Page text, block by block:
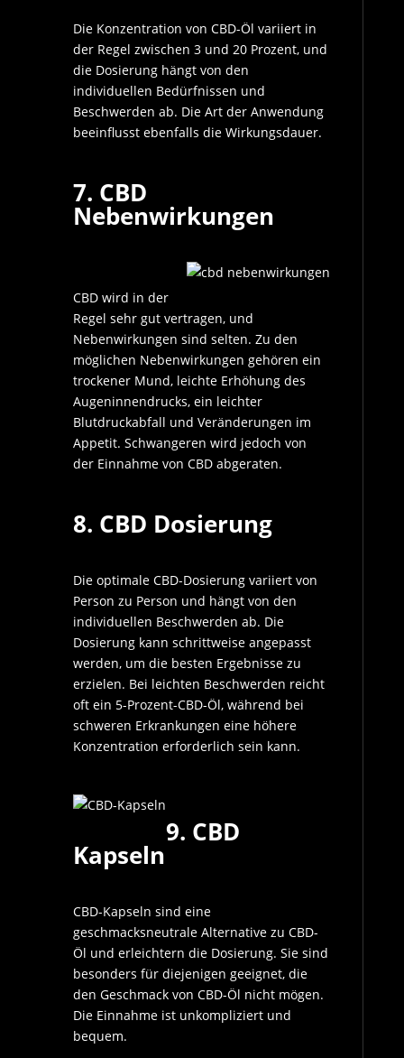
Die Konzentration von CBD-Öl variiert in
der Regel zwischen 3 und 20 Prozent, und
die Dosierung hängt von den
individuellen Bedürfnissen und
Beschwerden ab. Die Art der Anwendung
beeinflusst ebenfalls die Wirkungsdauer.
7. CBD
Nebenwirkungen
CBD wird in der
Regel sehr gut vertragen, und
Nebenwirkungen sind selten. Zu den
möglichen Nebenwirkungen gehören ein
trockener Mund, leichte Erhöhung des
Augeninnendrucks, ein leichter
Blutdruckabfall und Veränderungen im
Appetit. Schwangeren wird jedoch von
der Einnahme von CBD abgeraten.
8. CBD Dosierung
Die optimale CBD-Dosierung variiert von
Person zu Person und hängt von den
individuellen Beschwerden ab. Die
Dosierung kann schrittweise angepasst
werden, um die besten Ergebnisse zu
erzielen. Bei leichten Beschwerden reicht
oft ein 5-Prozent-CBD-Öl, während bei
schweren Erkrankungen eine höhere
Konzentration erforderlich sein kann.
9. CBD
Kapseln
CBD-Kapseln sind eine
geschmacksneutrale Alternative zu CBD-
Öl und erleichtern die Dosierung. Sie sind
besonders für diejenigen geeignet, die
den Geschmack von CBD-Öl nicht mögen.
Die Einnahme ist unkompliziert und
bequem.